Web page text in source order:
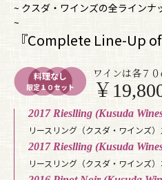
~ クスダ・ワインズの全ラインナ
~
『Complete Line-Up of
料理なし
限定１０セット
ワインは各７
￥
2017 Rieslling (Kusuda
リースリング（クスダ・ワインズ
2017 Rieslling (Kusuda
リースリング（クスダ・ワインズ